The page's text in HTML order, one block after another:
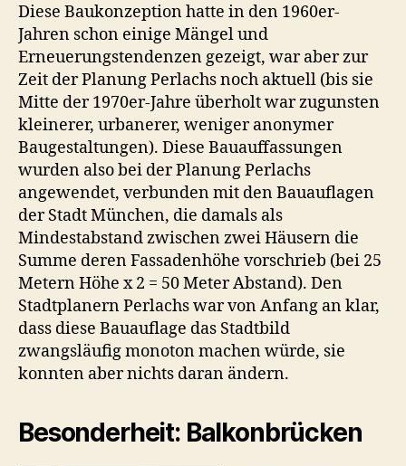
Diese Baukonzeption hatte in den 1960er-
Jahren schon einige Mängel und
Erneuerungstendenzen gezeigt, war aber zur
Zeit der Planung Perlachs noch aktuell (bis sie
Mitte der 1970er-Jahre überholt war zugunsten
kleinerer, urbanerer, weniger anonymer
Baugestaltungen). Diese Bauauffassungen
wurden also bei der Planung Perlachs
angewendet, verbunden mit den Bauauflagen
der Stadt München, die damals als
Mindestabstand zwischen zwei Häusern die
Summe deren Fassadenhöhe vorschrieb (bei 25
Metern Höhe x 2 = 50 Meter Abstand). Den
Stadtplanern Perlachs war von Anfang an klar,
dass diese Bauauflage das Stadtbild
zwangsläufig monoton machen würde, sie
konnten aber nichts daran ändern.
Besonderheit: Balkonbrücken